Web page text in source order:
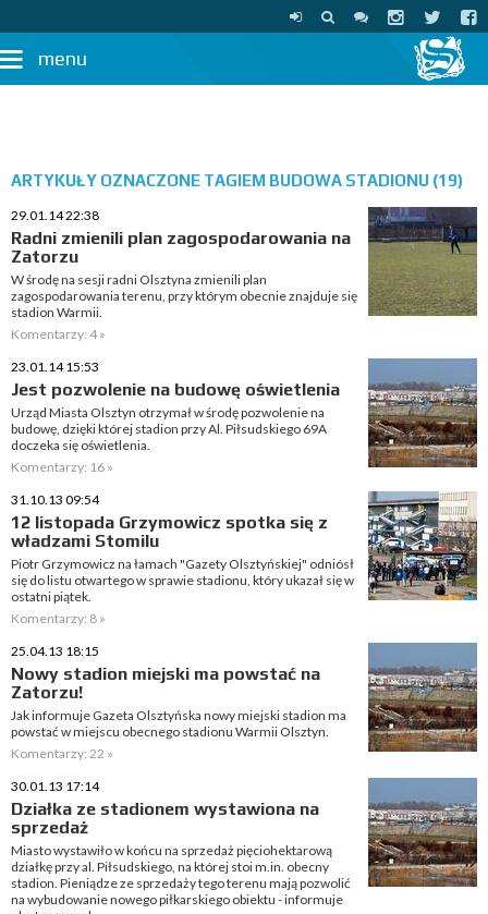
menu
ARTYKUŁY OZNACZONE TAGIEM BUDOWA STADIONU (19)
29.01.14 22:38
Radni zmienili plan zagospodarowania na
Zatorzu
W środę na sesji radni Olsztyna zmienili plan
zagospodarowania terenu, przy którym obecnie znajduje się
stadion Warmii.
Komentarzy: 4 »
23.01.14 15:53
Jest pozwolenie na budowę oświetlenia
Urząd Miasta Olsztyn otrzymał w środę pozwolenie na
budowę, dzięki której stadion przy Al. Piłsudskiego 69A
doczeka się oświetlenia.
Komentarzy: 16 »
31.10.13 09:54
12 listopada Grzymowicz spotka się z
władzami Stomilu
Piotr Grzymowicz na łamach "Gazety Olsztyńskiej" odniósł
się do listu otwartego w sprawie stadionu, który ukazał się w
ostatni piątek.
Komentarzy: 8 »
25.04.13 18:15
Nowy stadion miejski ma powstać na
Zatorzu!
Jak informuje Gazeta Olsztyńska nowy miejski stadion ma
powstać w miejscu obecnego stadionu Warmii Olsztyn.
Komentarzy: 22 »
30.01.13 17:14
Działka ze stadionem wystawiona na
sprzedaż
Miasto wystawiło w końcu na sprzedaż pięciohektarową
działkę przy al. Piłsudskiego, na której stoi m.in. obecny
stadion. Pieniądze ze sprzedaży tego terenu mają pozwolić
na wybudowanie nowego piłkarskiego obiektu - informuje